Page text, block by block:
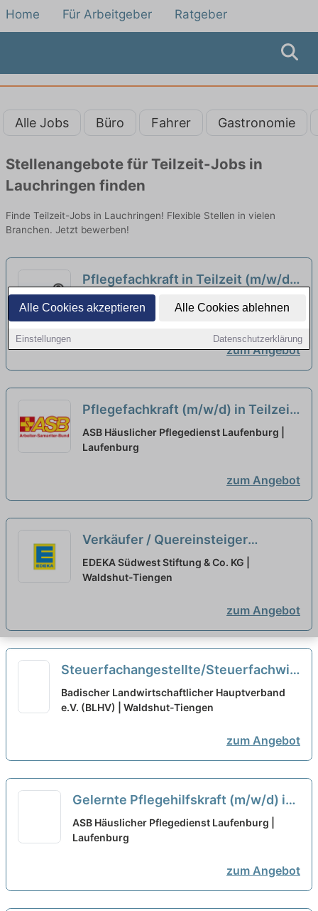
Alle Cookies akzeptieren Alle Cookies ablehnen
Einstellungen Datenschutzerklärung
Home Für Arbeitgeber Ratgeber
Alle Jobs Büro Fahrer Gastronomie
Stellenangebote für Teilzeit-Jobs in
Lauchringen finden
Finde Teilzeit-Jobs in Lauchringen! Flexible Stellen in vielen
Branchen. Jetzt bewerben!
Pflegefachkraft in Teilzeit (m/w/d)
- Wir bemühen uns um top
Arbeitsbedingungen!
Ambulante Pflege in Klettgau - Sozialstation
Klettgau- Rheintal gGmbH | Klettgau
zum Angebot
Pflegefachkraft (m/w/d) in Teilzeit
(max. 50%) - Pflegen, begleiten,
beraten!
ASB Häuslicher Pflegedienst Laufenburg |
Laufenburg
zum Angebot
Verkäufer / Quereinsteiger
Frischetheke (m/w/d) Vollzeit /
Teilzeit neu
EDEKA Südwest Stiftung & Co. KG |
Waldshut-Tiengen
zum Angebot
Steuerfachangestellte/Steuerfachwirt
(m/w/d) in Voll- oder Teilzeit neu
Badischer Landwirtschaftlicher Hauptverband
e.V. (BLHV) | Waldshut-Tiengen
zum Angebot
Gelernte Pflegehilfskraft (m/w/d) in
Teilzeit - Pflegen, begleiten,
beraten!
ASB Häuslicher Pflegedienst Laufenburg |
Laufenburg
zum Angebot